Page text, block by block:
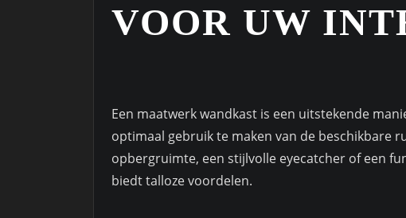
VOOR UW
Een maatwerk wandkast is een uitstekende
optimaal gebruik te maken van de beschikbare
opbergruimte, een stijlvolle eyecatcher of een
biedt talloze voordelen.